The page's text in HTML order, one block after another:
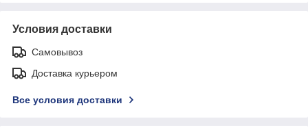
Условия доставки
Самовывоз
Доставка курьером
Все условия доставки